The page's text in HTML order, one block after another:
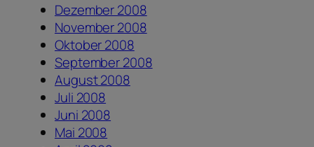
Dezember 2008
November 2008
Oktober 2008
September 2008
August 2008
Juli 2008
Juni 2008
Mai 2008